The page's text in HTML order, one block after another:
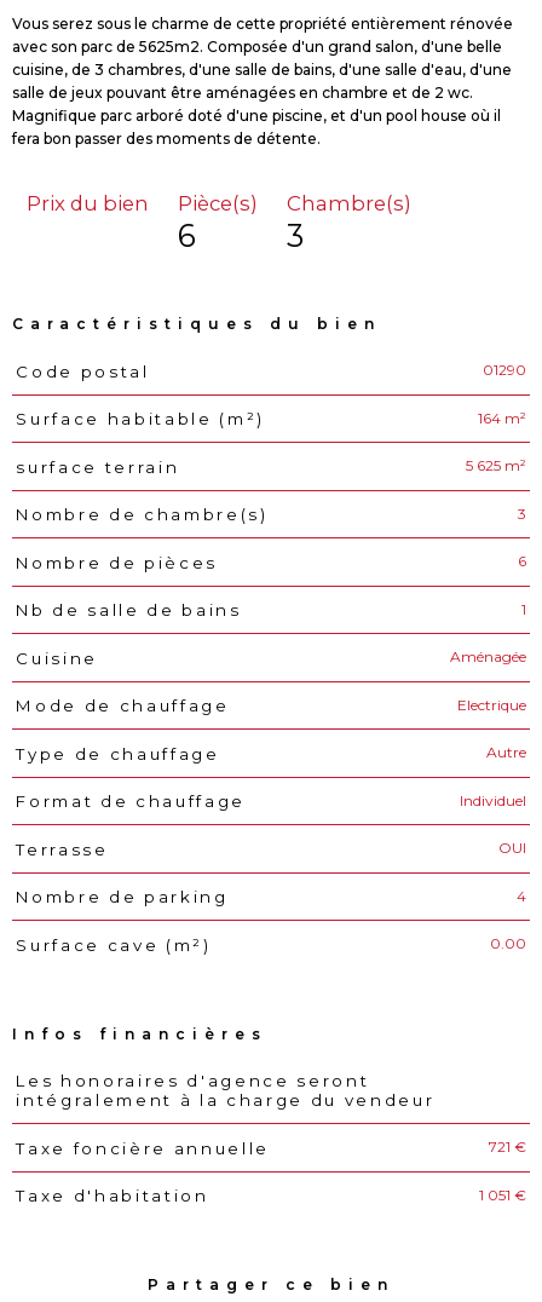
Vous serez sous le charme de cette propriété entièrement rénovée
avec son parc de 5625m2. Composée d'un grand salon, d'une belle
cuisine, de 3 chambres, d'une salle de bains, d'une salle d'eau, d'une
salle de jeux pouvant être aménagées en chambre et de 2 wc.
Magnifique parc arboré doté d'une piscine, et d'un pool house où il
Prix du bien Pièce(s)
6
Chambre(s)
3
Caractéristiques du bien
Caractéristiques Valeurs
Code postal 01290
Surface habitable (m²) 164 m²
surface terrain 5 625 m²
Nombre de chambre(s) 3
Nombre de pièces 6
Nb de salle de bains 1
Cuisine Aménagée
Mode de chauffage Electrique
Type de chauffage Autre
Format de chauffage Individuel
Terrasse OUI
Nombre de parking 4
Surface cave (m²) 0.00
Infos financières
Caractéristiques Valeurs
Les honoraires d'agence seront
intégralement à la charge du vendeur
Taxe foncière annuelle 721 €
Taxe d'habitation 1 051 €
Partager ce bien